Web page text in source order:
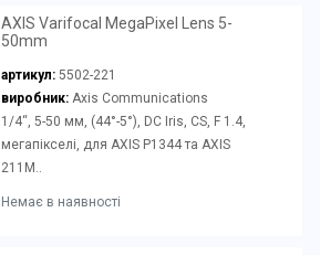
AXIS Varifocal MegaPixel Lens 5-
50mm
артикул: 5502-221
виробник:Axis Communications
1/4“, 5-50 мм, (44°-5°), DC Iris, CS, F 1.4,
мегапікселі, для AXIS P1344 та AXIS
211M..
Немає в наявності